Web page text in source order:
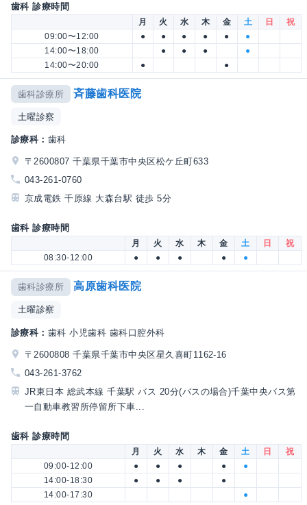
歯科 診療時間
月 火 水 木 金 土 日
祝
09:00〜12:00
● ● ● ● ●
●
14:00〜18:00
● ● ●
●
14:00〜20:00
● ●
歯科診療所 斉藤歯科医院
土曜診察
診療科： 歯科
〒2600807 千葉県千葉市中央区松ケ丘町633
043-261-0760
京成電鉄 千原線 大森台駅 徒歩 5分
歯科 診療時間
月 火 水 木 金 土 日
祝
08:30-12:00
● ● ● ● ●
歯科診療所 高原歯科医院
土曜診察
診療科： 歯科 小児歯科 歯科口腔外科
〒2600808 千葉県千葉市中央区星久喜町1162-16
043-261-3762
JR東日本 総武本線 千葉駅 バス 20分(バスの場合)千葉中央バス第
一自動車教習所停留所下車...
歯科 診療時間
月 火 水 木 金 土 日
祝
09:00-12:00
● ● ● ●
●
14:00-18:30
● ● ●
●
14:00-17:30
●